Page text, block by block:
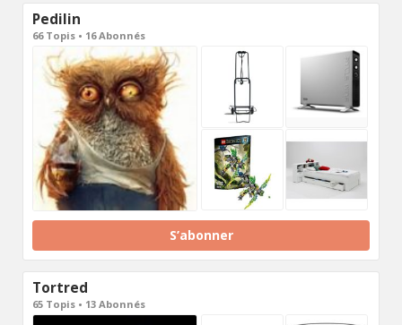
Pedilin
66 Topis • 16 Abonnés
S’abonner
Tortred
65 Topis • 13 Abonnés